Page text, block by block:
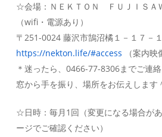
☆会場：ＮＥＫＴＯＮ ＦＵＪＩＳＡ
（wifi・電源あり）
〒251-0024 藤沢市鵠沼橘１－１７－
https://nekton.life/#access （案内映
＊迷ったら、0466-77-8306までご連絡
窓から手を振り、場所をお伝えします
☆日時：毎月1回（変更になる場合が
ージでご確認ください）